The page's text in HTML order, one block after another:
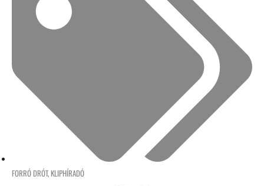
FORRÓ DRÓT, KLIPHÍRADÓ